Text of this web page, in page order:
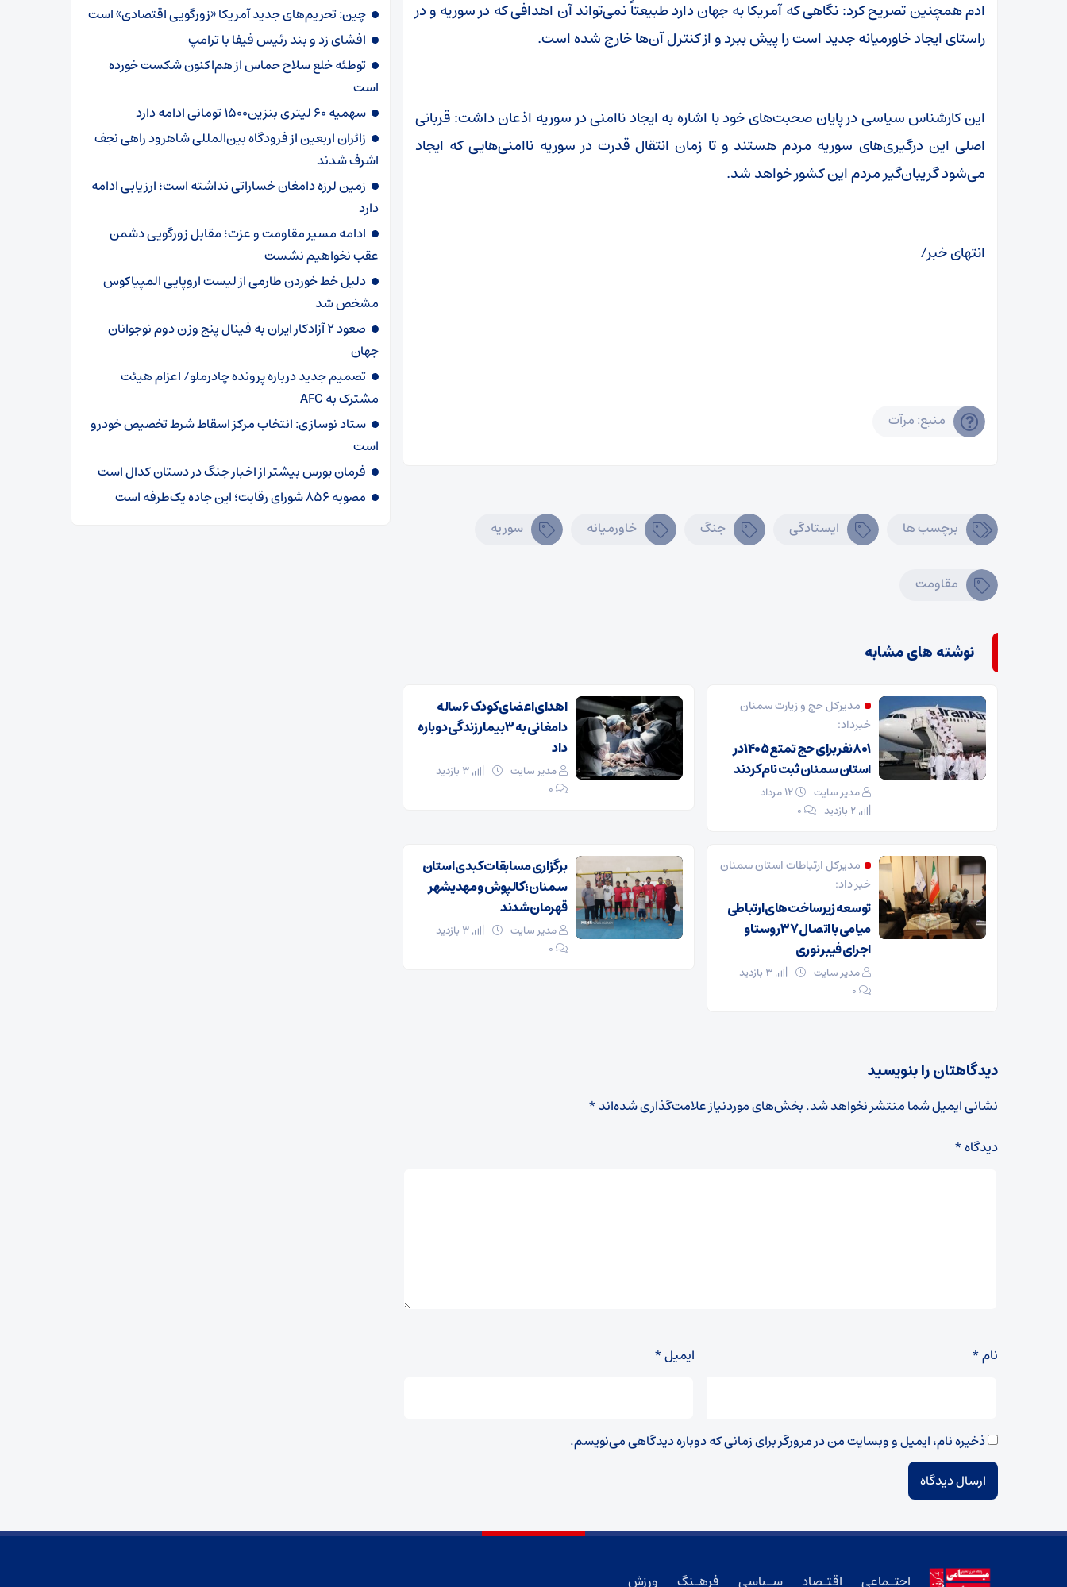
ادم همچنین تصریح کرد: نگاهی که آمریکا به جهان دارد طبیعتاً نمی‌تواند آن اهدافی که در سوریه و در
راستای ایجاد خاورمیانه جدید است را پیش ببرد و از کنترل آن‌ها خارج شده است.
این کارشناس سیاسی در پایان صحبت‌های خود با اشاره به ایجاد ناامنی در سوریه اذعان داشت: قربانی
اصلی این درگیری‌های سوریه مردم هستند و تا زمان انتقال قدرت در سوریه ناامنی‌هایی که ایجاد
می‌شود گریبان‌گیر مردم این کشور خواهد شد.
انتهای خبر/
منبع: مرآت
برچسب ها ایستادگی جنگ خاورمیانه سوریه
مقاومت
نوشته های مشابه
مدیرکل حج و زیارت ‌سمنان
خبرداد:
۸۰۱ نفر برای حج تمتع ۱۴۰۵ در
استان سمنان ثبت نام کردند
مدیر سایت
۰
اهدای اعضای کودک ۶ ساله
دامغانی به ۳ بیمار زندگی دوباره
داد
مدیر سایت
3 بازدید
۰
مدیرکل ارتباطات استان سمنان
خبر داد:
توسعه زیرساخت‌های ارتباطی
میامی با اتصال ۳۷ روستا و
اجرای فیبر نوری
مدیر سایت
۰
برگزاری مسابقات کبدی استان
سمنان؛ کالپوش و مهدیشهر
قهرمان شدند
مدیر سایت
3 بازدید
۰
دیدگاهتان را بنویسید
نشانی ایمیل شما منتشر نخواهد شد.بخش‌های موردنیاز علامت‌گذاری شده‌اند*
دیدگاه*
نام* ایمیل*
ذخیره نام، ایمیل و وبسایت من در مرورگر برای زمانی که دوباره دیدگاهی می‌نویسم.
چین: تحریم‌های جدید آمریکا «زورگویی اقتصادی» است
افشای زد و بند رئیس فیفا با ترامپ
توطئه خلع سلاح حماس از هم‌اکنون شکست خورده
است
سهمیه ۶۰ لیتری بنزین۱۵۰۰ تومانی ادامه دارد
زائران اربعین از فرودگاه بین‌المللی شاهرود راهی نجف
اشرف شدند
زمین لرزه دامغان خساراتی نداشته است؛ ارزیابی ادامه
دارد
ادامه مسیر مقاومت و عزت؛ مقابل زورگویی دشمن
عقب نخواهیم نشست
دلیل خط خوردن طارمی از لیست اروپایی المپیاکوس
مشخص شد
صعود ۲ آزادکار ایران به فینال پنج وزن دوم نوجوانان
جهان
تصمیم جدید درباره پرونده چادرملو/ اعزام هیئت
مشترک به AFC
ستاد نوسازی: انتخاب مرکز اسقاط شرط تخصیص خودرو
است
فرمان بورس بیشتر از اخبار جنگ در دستان کدال است
مصوبه ۸۵۶ شورای رقابت؛ این جاده یک‌طرفه است
اجتـماعی اقتـصاد سـیاسی فرهـنگ ورزش